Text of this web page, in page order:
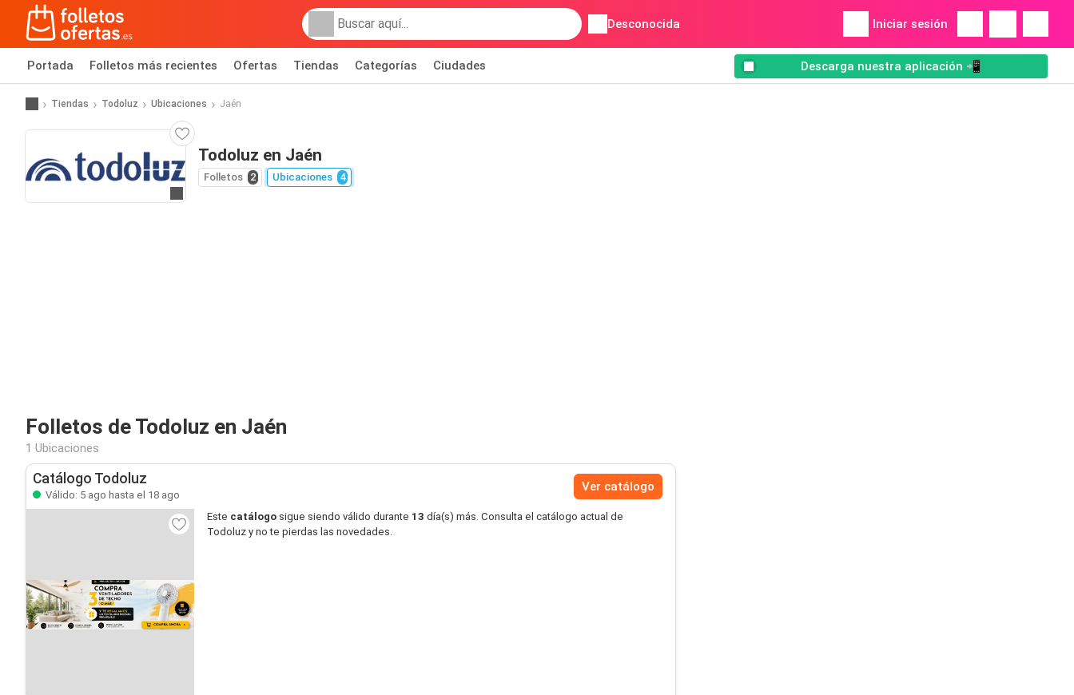
Desconocida Iniciar sesión
Portada Folletos más recientes Ofertas Tiendas Categorías Ciudades Descarga nuestra aplicación 📲
Tiendas Todoluz Ubicaciones Jaén
Todoluz en Jaén
Folletos 2 Ubicaciones 4
Folletos de Todoluz en Jaén
1 Ubicaciones
Catálogo Todoluz
Válido: 5 ago hasta el 18 ago
Ver catálogo
Este catálogo sigue siendo válido durante 13 día(s) más. Consulta el catálogo actual de
Todoluz y no te pierdas las novedades.